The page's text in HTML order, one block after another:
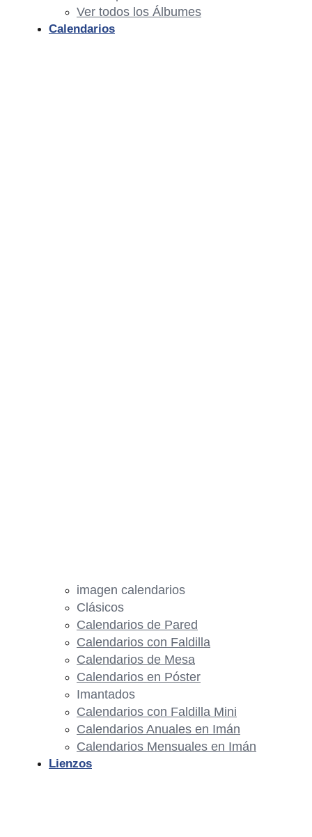
Ver todos los Álbumes
Calendarios
imagen calendarios
Clásicos
Calendarios de Pared
Calendarios con Faldilla
Calendarios de Mesa
Calendarios en Póster
Imantados
Calendarios con Faldilla Mini
Calendarios Anuales en Imán
Calendarios Mensuales en Imán
Lienzos